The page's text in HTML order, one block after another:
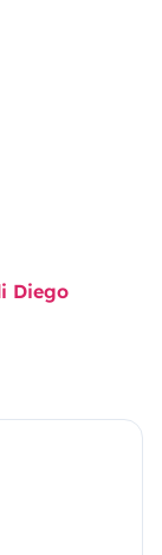
Diego